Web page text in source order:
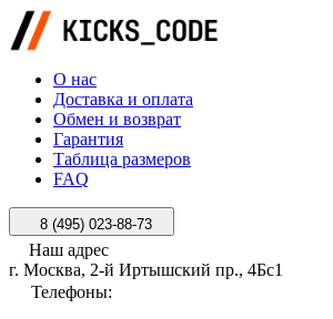
О нас
Доставка и оплата
Обмен и возврат
Гарантия
Таблица размеров
FAQ
8 (495) 023-88-73
Наш адрес
г. Москва, 2-й Иртышский пр., 4Бс1
Телефоны: